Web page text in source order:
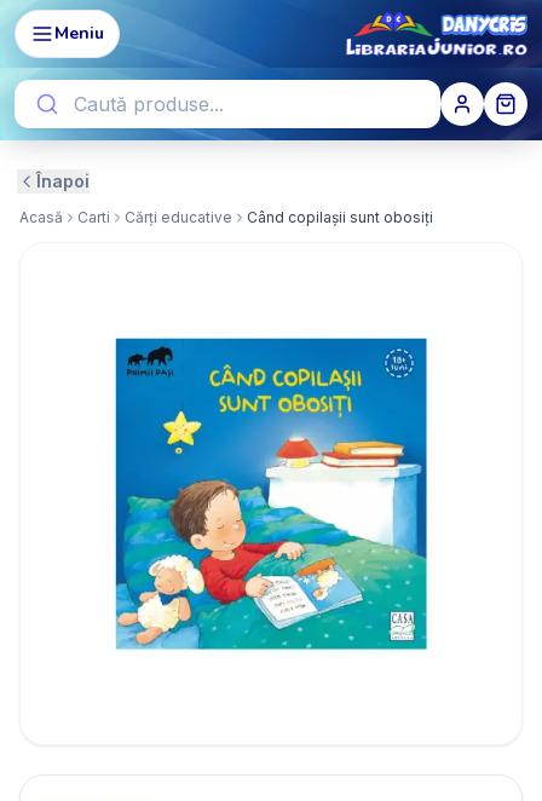
Meniu
Înapoi
Acasă Carti Cărți educative Când copilașii sunt obosiți